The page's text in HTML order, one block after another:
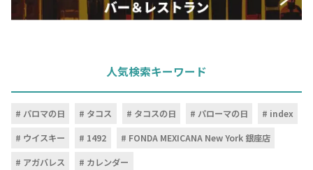
人気検索キーワード
パロマの日 タコス タコスの日 パローマの日
index
ウイスキー
1492
FONDA MEXICANA New York 銀座店
アガバレス
カレンダー